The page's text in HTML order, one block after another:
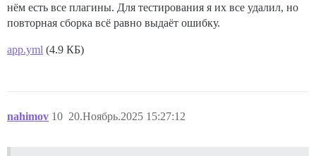
нём есть все плагины. Для тестирования я их все удалил, но
повторная сборка всё равно выдаёт ошибку.
app.yml (4.9 КБ)
nahimov 20.Ноябрь.2025 15:27:12
10